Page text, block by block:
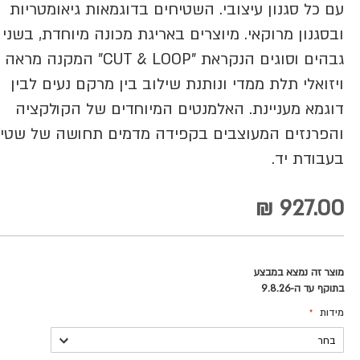
עם כל סגנון עיצובי. השטיחים בדוגמאות גיאומטריות
ובסגנון מרוקאי. מיוצרים באריגת מכונה מיוחדת, בשני
גבהים וסוגים הנקראת "CUT & LOOP" המקנה מראה
ויזואלי תלת ממדי ונותנת שילוב בין מרקם נעים לבין
דוגמא מעניינת. האלמנטים המיוחדים של הקולקציה
והפרנזים המעוצבים בקפידה מדמים תחושה של
בעבודת יד.
927.00 ₪
מוצר זה נמצא במבצע
בתוקף עד ה-9.8.26
מידות